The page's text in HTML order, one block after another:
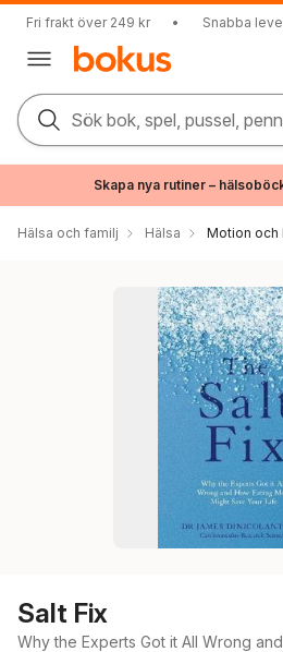
Fri frakt över 249 kr • Snabba
Sök bok, spel, pussel,
Skapa nya rutiner –
Hälsa och familj Hälsa Motion och
Salt Fix
Why the Experts Got it All Wrong